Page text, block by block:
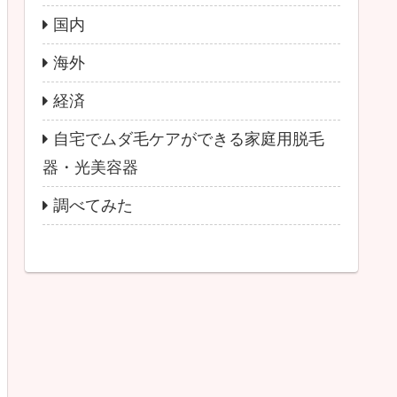
国内
海外
経済
自宅でムダ毛ケアができる家庭用脱毛
器・光美容器
調べてみた